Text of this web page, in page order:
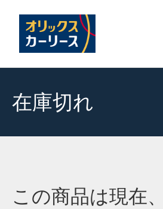
在庫切れ
この商品は現在